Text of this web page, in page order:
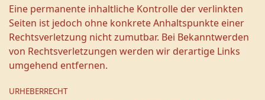
Eine permanente inhaltliche Kontrolle der verlinkten
Seiten ist jedoch ohne konkrete Anhaltspunkte einer
Rechtsverletzung nicht zumutbar. Bei Bekanntwerden
von Rechtsverletzungen werden wir derartige Links
umgehend entfernen.
URHEBERRECHT